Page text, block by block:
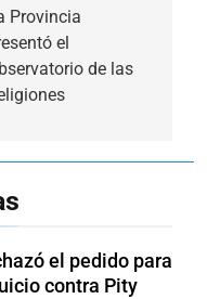
Provincia
el
de las
el pedido para
contra Pity